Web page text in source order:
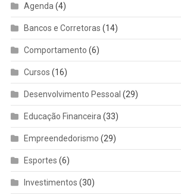
Agenda (4)
Bancos e Corretoras (14)
Comportamento (6)
Cursos (16)
Desenvolvimento Pessoal (29)
Educação Financeira (33)
Empreendedorismo (29)
Esportes (6)
Investimentos (30)